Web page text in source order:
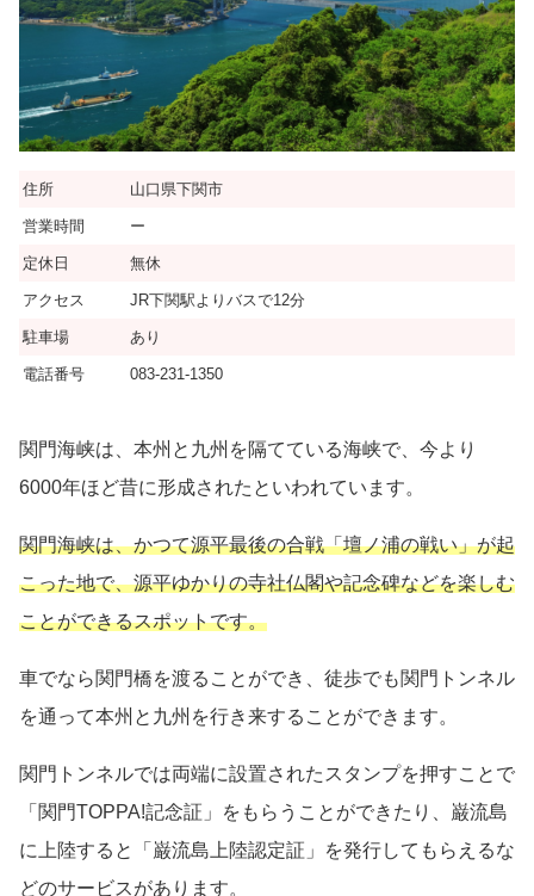
住所 山口県下関市
営業時間 ー
定休日 無休
アクセス JR下関駅よりバスで12分
駐車場 あり
電話番号 083-231-1350
関門海峡は、本州と九州を隔てている海峡で、今より
6000年ほど昔に形成されたといわれています。
関門海峡は、かつて源平最後の合戦「壇ノ浦の戦い」が起
こった地で、源平ゆかりの寺社仏閣や記念碑などを楽しむ
ことができるスポットです。
車でなら関門橋を渡ることができ、徒歩でも関門トンネル
を通って本州と九州を行き来することができます。
関門トンネルでは両端に設置されたスタンプを押すことで
「関門TOPPA!記念証」をもらうことができたり、巌流島
に上陸すると「巌流島上陸認定証」を発行してもらえるな
どのサービスがあります。